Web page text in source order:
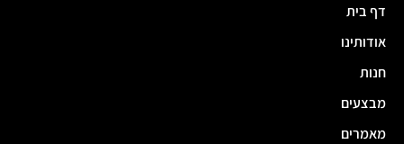
דף בית
אודותינו
חנות
מבצעים
מאמרים